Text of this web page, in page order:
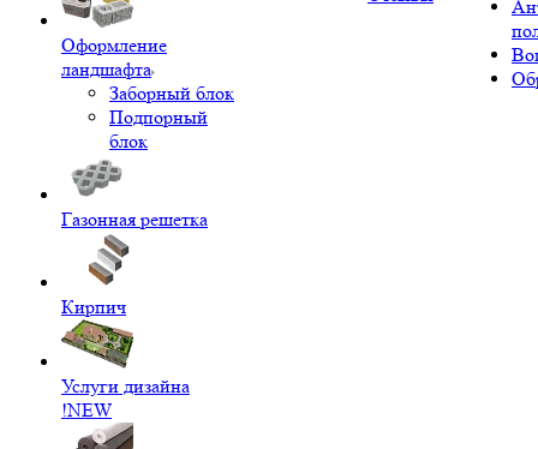
Оформление
ландшафта
Заборный блок
Подпорный
блок
Газонная решетка
Кирпич
Услуги дизайна
!NEW